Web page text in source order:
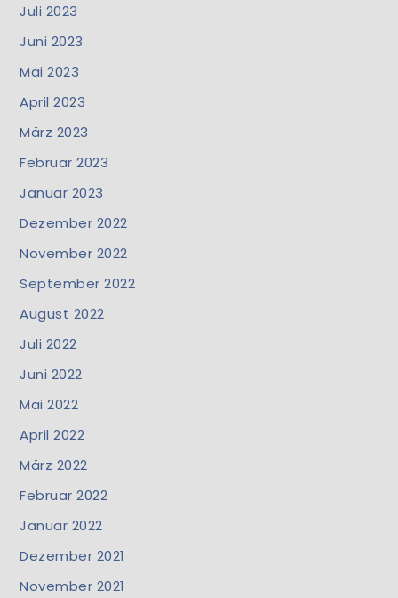
Juli 2023
Juni 2023
Mai 2023
April 2023
März 2023
Februar 2023
Januar 2023
Dezember 2022
November 2022
September 2022
August 2022
Juli 2022
Juni 2022
Mai 2022
April 2022
März 2022
Februar 2022
Januar 2022
Dezember 2021
November 2021